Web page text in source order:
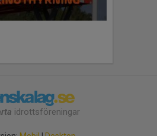
idrottsföreningar